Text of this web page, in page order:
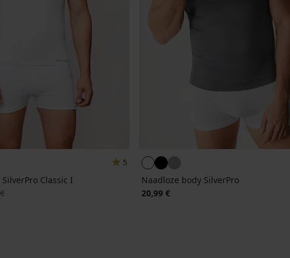
5
Classic I
prijs
Naadloze body SilverPro
20,99 €